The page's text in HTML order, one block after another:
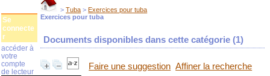
>Tuba >Exercices pour tuba
Exercices pour tuba
Documents disponibles dans cette catégorie (1)
Faire une suggestion Affiner la recherche
Se
connecte
r
accéder à
votre
compte
de lecteur